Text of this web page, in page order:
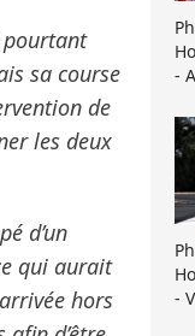
pourtant
sa course
de
les deux
d’un
qui aurait
hors
-
-